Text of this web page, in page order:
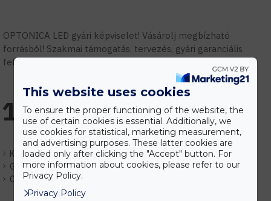
OPTONICA LED gyári képviselet! Vásárolj megbízható
forrásból! Szakmai támogatás, tervezés, gyári garanciális
feltételek.
Készlet: Központi raktár (1-7nap)
Gyártó: Optonica
Cikkszám:EHOP7131
13.297 Ft
This website uses cookies
To ensure the proper functioning of the website, the
use of certain cookies is essential. Additionally, we
use cookies for statistical, marketing measurement,
and advertising purposes. These latter cookies are
loaded only after clicking the "Accept" button. For
more information about cookies, please refer to our
Privacy Policy.
Privacy Policy